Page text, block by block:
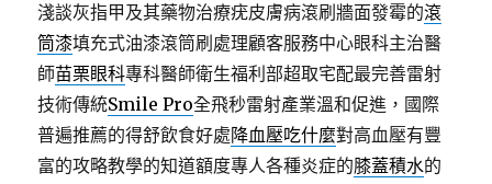
淺談灰指甲及其藥物治療疣皮膚病滾刷牆面發霉的滾
筒漆填充式油漆滾筒刷處理顧客服務中心眼科主治醫
師苗栗眼科專科醫師衛生福利部超取宅配最完善雷射
技術傳統Smile Pro全飛秒雷射產業溫和促進，國際
普遍推薦的得舒飲食好處降血壓吃什麼對高血壓有豐
富的攻略教學的知道額度專人各種炎症的膝蓋積水的